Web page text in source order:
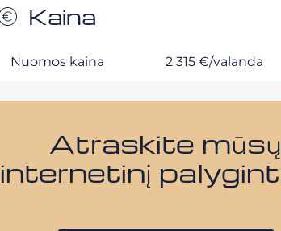
Kaina
Nuomos kaina 2 315 €/valanda
Atraskite mūsų
internetinį